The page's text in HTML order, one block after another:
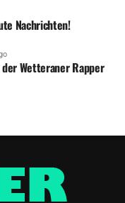
Nachrichten!
der Wetteraner Rapper